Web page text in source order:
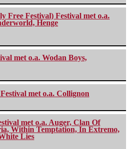
Free Festival) Festival met o.a.
Henge
met o.a. Wodan Boys,
met o.a. Collignon
met o.a. Auger, Clan Of
Within Temptation, In Extremo,
Lies